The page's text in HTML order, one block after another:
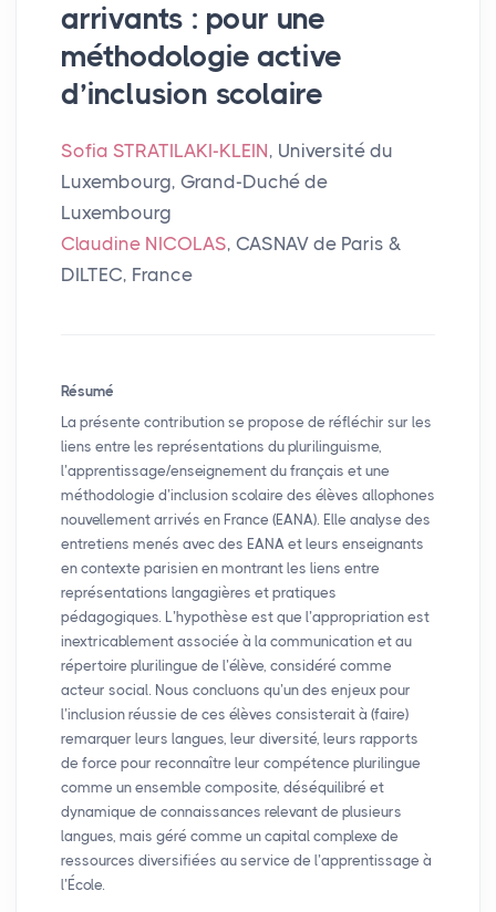
arrivants : pour une
méthodologie active
d’inclusion scolaire
Sofia STRATILAKI-KLEIN, Université du
Luxembourg, Grand-Duché de
Luxembourg
Claudine NICOLAS, CASNAV de Paris &
DILTEC, France
Résumé
La présente contribution se propose de réfléchir sur les
liens entre les représentations du plurilinguisme,
l’apprentissage/enseignement du français et une
méthodologie d’inclusion scolaire des élèves allophones
nouvellement arrivés en France (EANA). Elle analyse des
entretiens menés avec des EANA et leurs enseignants
en contexte parisien en montrant les liens entre
représentations langagières et pratiques
pédagogiques. L’hypothèse est que l’appropriation est
inextricablement associée à la communication et au
répertoire plurilingue de l’élève, considéré comme
acteur social. Nous concluons qu’un des enjeux pour
l’inclusion réussie de ces élèves consisterait à (faire)
remarquer leurs langues, leur diversité, leurs rapports
de force pour reconnaître leur compétence plurilingue
comme un ensemble composite, déséquilibré et
dynamique de connaissances relevant de plusieurs
langues, mais géré comme un capital complexe de
ressources diversifiées au service de l’apprentissage à
l’École.